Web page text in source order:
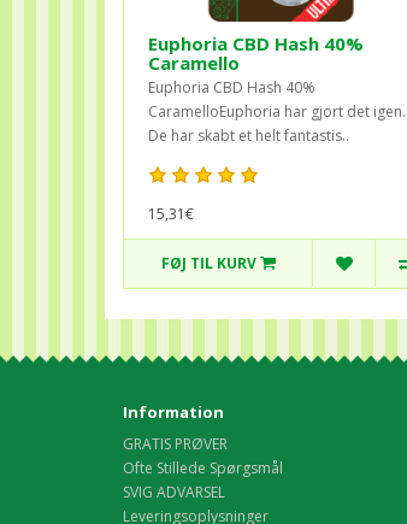
Euphoria CBD Hash 40%
Caramello
Euphoria CBD Hash 40%
CaramelloEuphoria har gjort det igen.
De har skabt et helt fantastis..
15,31€
FØJ TIL KURV
Information
GRATIS PRØVER
Ofte Stillede Spørgsmål
SVIG ADVARSEL
Leveringsoplysninger